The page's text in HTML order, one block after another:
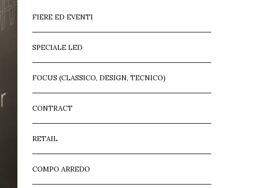
FIERE ED EVENTI
SPECIALE LED
FOCUS (CLASSICO, DESIGN, TECNICO)
CONTRACT
RETAIL
COMPO ARREDO